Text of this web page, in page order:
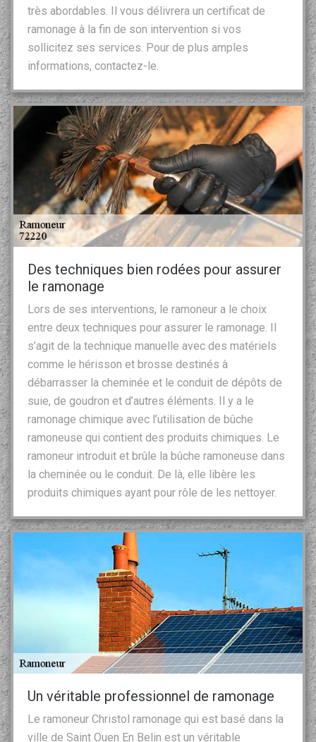
très abordables. Il vous délivrera un certificat de
ramonage à la fin de son intervention si vos
sollicitez ses services. Pour de plus amples
informations, contactez-le.
Des techniques bien rodées pour assurer
le ramonage
Lors de ses interventions, le ramoneur a le choix
entre deux techniques pour assurer le ramonage. Il
s’agit de la technique manuelle avec des matériels
comme le hérisson et brosse destinés à
débarrasser la cheminée et le conduit de dépôts de
suie, de goudron et d’autres éléments. Il y a le
ramonage chimique avec l’utilisation de bûche
ramoneuse qui contient des produits chimiques. Le
ramoneur introduit et brûle la bûche ramoneuse dans
la cheminée ou le conduit. De là, elle libère les
produits chimiques ayant pour rôle de les nettoyer.
Un véritable professionnel de ramonage
Le ramoneur Christol ramonage qui est basé dans la
ville de Saint Ouen En Belin est un véritable